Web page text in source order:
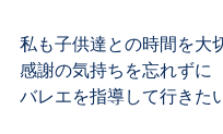
私も子供達との時間を大
感謝の気持ちを忘れずに﻿
バレエを指導して行きた